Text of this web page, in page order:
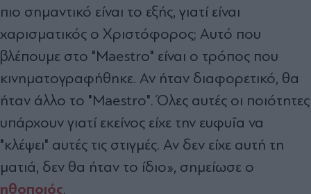
πιο σημαντικό είναι το εξής, γιατί είναι
χαρισματικός ο Χριστόφορος; Αυτό που
βλέπουμε στο "Maestro" είναι ο τρόπος που
κινηματογραφήθηκε. Αν ήταν διαφορετικό, θα
ήταν άλλο το "Maestro". Όλες αυτές οι ποιότητες
υπάρχουν γιατί εκείνος είχε την ευφυΐα να
"κλέψει" αυτές τις στιγμές. Αν δεν είχε αυτή τη
ματιά, δεν θα ήταν το ίδιο», σημείωσε ο
ηθοποιός.